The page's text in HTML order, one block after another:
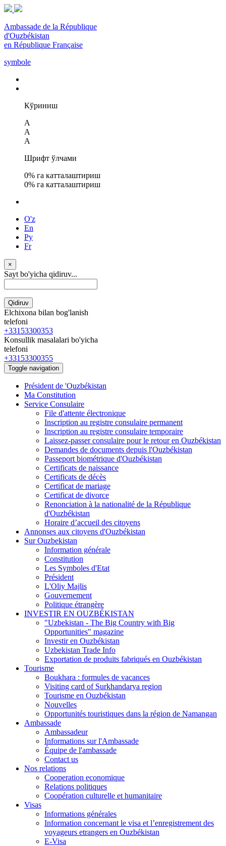
Ambassade de la République
d'Ouzbékistan
en République Française
symbole
Кўриниш
A
A
A
Шрифт ўлчами
0% га катталаштириш
0% га катталаштириш
O'z
En
Ру
Fr
×
Sayt bo'yicha qidiruv...
Qidiruv
Elchixona bilan bog'lanish
telefoni
+33153300353
Konsullik masalalari bo'yicha
telefoni
+33153300355
Toggle navigation
Président de 'Ouzbékistan
Ma Constitution
Service Consulaire
File d'attente électronique
Inscription au registre consulaire permanent
Inscription au registre consulaire temporaire
Laissez-passer consulaire pour le retour en Ouzbékistan
Demandes de documents depuis l'Ouzbékistan
Passeport biométrique d'Ouzbékistan
Certificats de naissance
Certificats de décès
Certificat de mariage
Certificat de divorce
Renonciation à la nationalité de la République
d'Ouzbékistan
Horaire d’accueil des citoyens
Annonses aux citoyens d'Ouzbékistan
Sur Ouzbekistan
Information générale
Constitution
Les Symboles d'Etat
Président
L'Oliy Majlis
Gouvernement
Politique étrangère
INVESTIR EN OUZBÉKISTAN
"Uzbekistan - The Big Country with Big
Opportunities" magazine
Investir en Ouzbékistan
Uzbekistan Trade Info
Exportation de produits fabriqués en Ouzbékistan
Tourisme
Boukhara : formules de vacances
Visiting card of Surkhandarya region
Tourisme en Ouzbékistan
Nouvelles
Opportunités touristiques dans la région de Namangan
Ambassade
Ambassadeur
Informations sur l'Ambassade
Équipe de l'ambassade
Contact us
Nos relations
Cooperation economique
Relations politiques
Coopération culturelle et humanitaire
Visas
Informations générales
Information concernant le visa et l’enregistrement des
voyageurs etrangers en Ouzbékistan
E-Visa